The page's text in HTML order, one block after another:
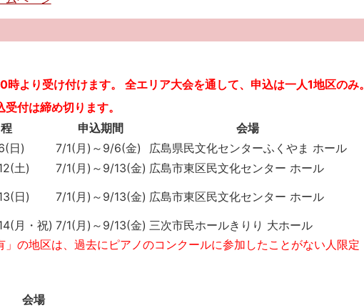
より受け付けます。
全エリア大会を通して、申込は一人1地区のみ。
付は締め切ります。
申込期間
会場
日) 7/1(月)～9/6(金)
広島県民文化センターふくやま ホール
土) 7/1(月)～9/13(金) 広島市東区民文化センター ホール
日) 7/1(月)～9/13(金) 広島市東区民文化センター ホール
月・祝) 7/1(月)～9/13(金) 三次市民ホールきりり 大ホール
」の地区は、過去にピアノのコンクールに参加したことがない人限定
会場